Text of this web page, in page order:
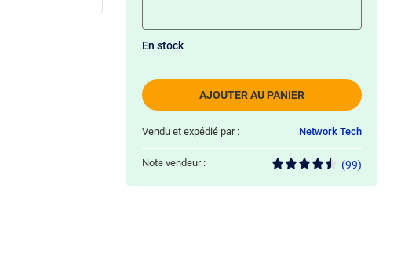
AJOUTER AU PANIER
En stock
Vendu et expédié par : Network Tech
Note vendeur : (99)